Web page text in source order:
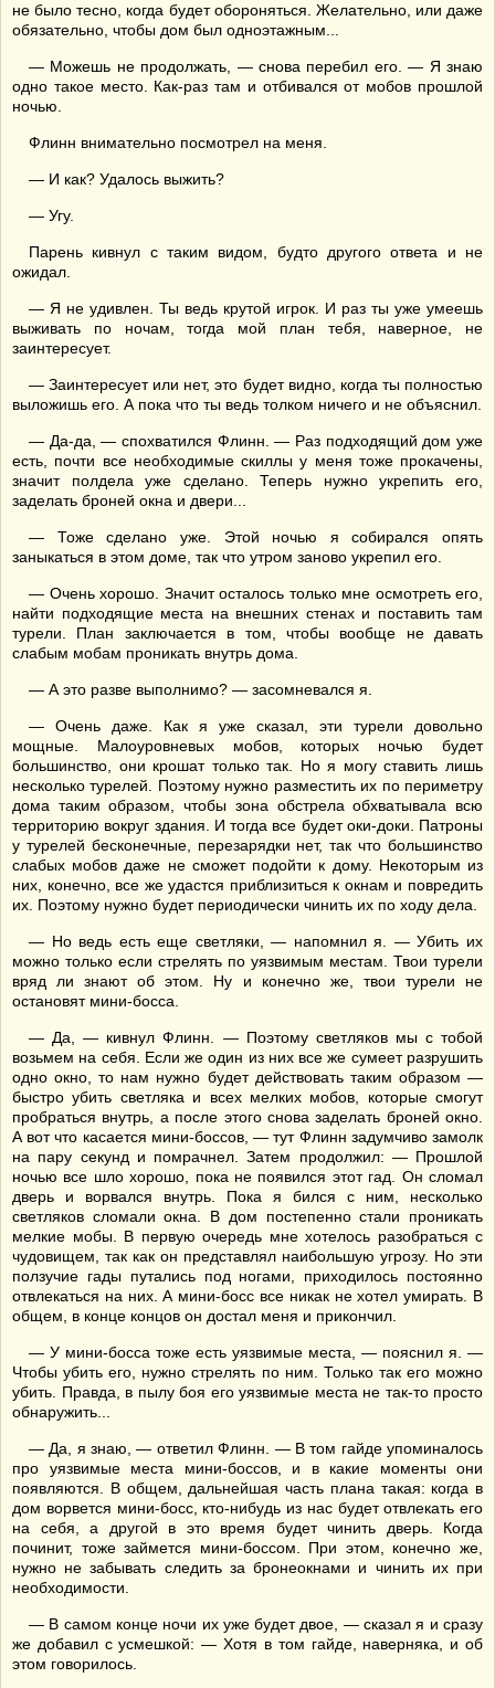
не было тесно, когда будет обороняться. Желательно, или даже
обязательно, чтобы дом был одноэтажным...
— Можешь не продолжать, — снова перебил его. — Я знаю
одно такое место. Как-раз там и отбивался от мобов прошлой
ночью.
Флинн внимательно посмотрел на меня.
— И как? Удалось выжить?
— Угу.
Парень кивнул с таким видом, будто другого ответа и не
ожидал.
— Я не удивлен. Ты ведь крутой игрок. И раз ты уже умеешь
выживать по ночам, тогда мой план тебя, наверное, не
заинтересует.
— Заинтересует или нет, это будет видно, когда ты полностью
выложишь его. А пока что ты ведь толком ничего и не объяснил.
— Да-да, — спохватился Флинн. — Раз подходящий дом уже
есть, почти все необходимые скиллы у меня тоже прокачены,
значит полдела уже сделано. Теперь нужно укрепить его,
заделать броней окна и двери...
— Тоже сделано уже. Этой ночью я собирался опять
заныкаться в этом доме, так что утром заново укрепил его.
— Очень хорошо. Значит осталось только мне осмотреть его,
найти подходящие места на внешних стенах и поставить там
турели. План заключается в том, чтобы вообще не давать
слабым мобам проникать внутрь дома.
— А это разве выполнимо? — засомневался я.
— Очень даже. Как я уже сказал, эти турели довольно
мощные. Малоуровневых мобов, которых ночью будет
большинство, они крошат только так. Но я могу ставить лишь
несколько турелей. Поэтому нужно разместить их по периметру
дома таким образом, чтобы зона обстрела обхватывала всю
территорию вокруг здания. И тогда все будет оки-доки. Патроны
у турелей бесконечные, перезарядки нет, так что большинство
слабых мобов даже не сможет подойти к дому. Некоторым из
них, конечно, все же удастся приблизиться к окнам и повредить
их. Поэтому нужно будет периодически чинить их по ходу дела.
— Но ведь есть еще светляки, — напомнил я. — Убить их
можно только если стрелять по уязвимым местам. Твои турели
вряд ли знают об этом. Ну и конечно же, твои турели не
остановят мини-босса.
— Да, — кивнул Флинн. — Поэтому светляков мы с тобой
возьмем на себя. Если же один из них все же сумеет разрушить
одно окно, то нам нужно будет действовать таким образом —
быстро убить светляка и всех мелких мобов, которые смогут
пробраться внутрь, а после этого снова заделать броней окно.
А вот что касается мини-боссов, — тут Флинн задумчиво замолк
на пару секунд и помрачнел. Затем продолжил: — Прошлой
ночью все шло хорошо, пока не появился этот гад. Он сломал
дверь и ворвался внутрь. Пока я бился с ним, несколько
светляков сломали окна. В дом постепенно стали проникать
мелкие мобы. В первую очередь мне хотелось разобраться с
чудовищем, так как он представлял наибольшую угрозу. Но эти
ползучие гады путались под ногами, приходилось постоянно
отвлекаться на них. А мини-босс все никак не хотел умирать. В
общем, в конце концов он достал меня и прикончил.
— У мини-босса тоже есть уязвимые места, — пояснил я. —
Чтобы убить его, нужно стрелять по ним. Только так его можно
убить. Правда, в пылу боя его уязвимые места не так-то просто
обнаружить...
— Да, я знаю, — ответил Флинн. — В том гайде упоминалось
про уязвимые места мини-боссов, и в какие моменты они
появляются. В общем, дальнейшая часть плана такая: когда в
дом ворвется мини-босс, кто-нибудь из нас будет отвлекать его
на себя, а другой в это время будет чинить дверь. Когда
починит, тоже займется мини-боссом. При этом, конечно же,
нужно не забывать следить за бронеокнами и чинить их при
необходимости.
— В самом конце ночи их уже будет двое, — сказал я и сразу
же добавил с усмешкой: — Хотя в том гайде, наверняка, и об
этом говорилось.